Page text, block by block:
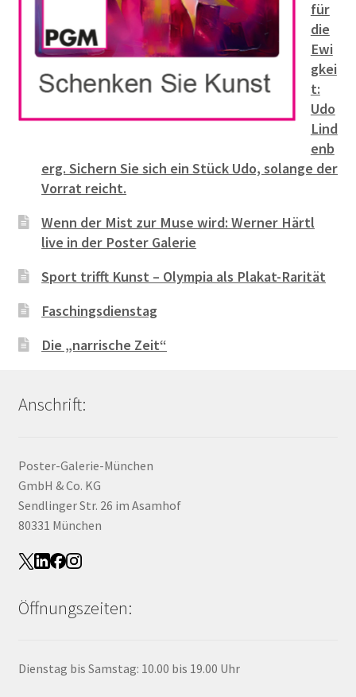
für
die
Ewi
gkei
t:
Udo
Lind
enb
erg. Sichern Sie sich ein Stück Udo, solange der
Vorrat reicht.
Wenn der Mist zur Muse wird: Werner Härtl
live in der Poster Galerie
Sport trifft Kunst – Olympia als Plakat-Rarität
Faschingsdienstag
Die „narrische Zeit“
Anschrift:
Poster-Galerie-München
GmbH & Co. KG
Sendlinger Str. 26 im Asamhof
80331 München
Öffnungszeiten:
Dienstag bis Samstag: 10.00 bis 19.00 Uhr